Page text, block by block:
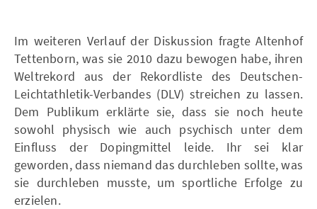
Im weiteren Verlauf der Diskussion fragte Altenhof
Tettenborn, was sie 2010 dazu bewogen habe, ihren
Weltrekord aus der Rekordliste des Deutschen-
Leichtathletik-Verbandes (DLV) streichen zu lassen.
Dem Publikum erklärte sie, dass sie noch heute
sowohl physisch wie auch psychisch unter dem
Einfluss der Dopingmittel leide. Ihr sei klar
geworden, dass niemand das durchleben sollte, was
sie durchleben musste, um sportliche Erfolge zu
erzielen.